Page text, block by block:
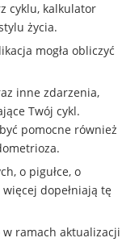
cyklu, kalkulator
życia.
mogła obliczyć
inne zdarzenia,
Twój cykl.
pomocne również
o pigułce, o
dopełniają tę
ramach aktualizacji